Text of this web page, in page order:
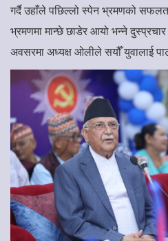
गर्दै उहाँले पछिल्लो स्पेन भ्रमणको
भ्रमणमा मान्छे छाडेर आयो भन्ने दुस्प्रचार
अवसरमा अध्यक्ष ओलीले सयौँ युवालाई